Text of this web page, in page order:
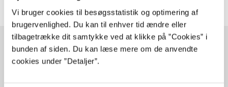
Vi bruger cookies til besøgsstatistik og optimering af
brugervenlighed. Du kan til enhver tid ændre eller
tilbagetrække dit samtykke ved at klikke på ”Cookies” i
bunden af siden. Du kan læse mere om de anvendte
cookies under ”Detaljer”.
Artikler med samme emner